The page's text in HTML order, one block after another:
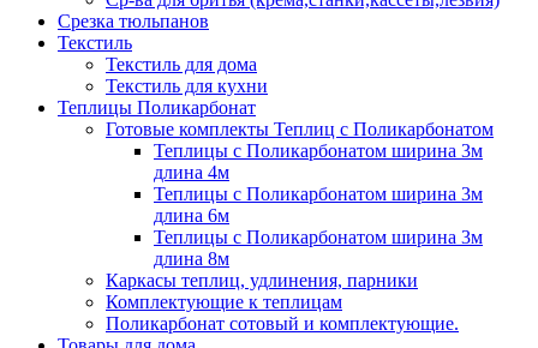
Срезка тюльпанов
Текстиль
Текстиль для дома
Текстиль для кухни
Теплицы Поликарбонат
Готовые комплекты Теплиц с Поликарбонатом
Теплицы с Поликарбонатом ширина 3м
длина 4м
Теплицы с Поликарбонатом ширина 3м
длина 6м
Теплицы с Поликарбонатом ширина 3м
длина 8м
Каркасы теплиц, удлинения, парники
Комплектующие к теплицам
Поликарбонат сотовый и комплектующие.